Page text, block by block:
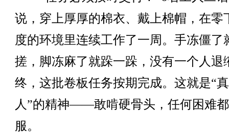
说，穿上厚厚的棉衣、戴上棉帽，在零
度的环境里连续工作了一周。手冻僵了
搓，脚冻麻了就跺一跺，没有一个人退
终，这批卷板任务按期完成。这就是“
人”的精神——敢啃硬骨头，任何困难
服。